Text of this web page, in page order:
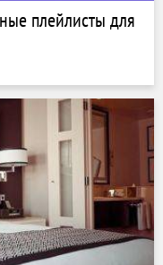
плейлисты для